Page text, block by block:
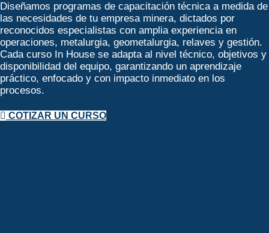
Diseñamos programas de capacitación técnica a medida de
las necesidades de tu empresa minera, dictados por
reconocidos especialistas con amplia experiencia en
operaciones, metalurgia, geometalurgia, relaves y gestión.
Cada curso In House se adapta al nivel técnico, objetivos y
disponibilidad del equipo, garantizando un aprendizaje
práctico, enfocado y con impacto inmediato en los
procesos.
COTIZAR UN CURSO